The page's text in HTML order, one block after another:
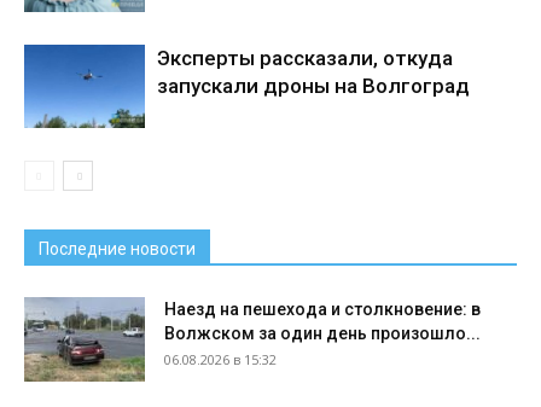
Эксперты рассказали, откуда
запускали дроны на Волгоград
Последние новости
Наезд на пешехода и столкновение: в
Волжском за один день произошло...
06.08.2026 в 15:32